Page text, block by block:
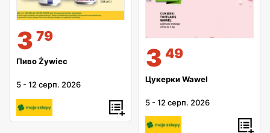
3 79
Пиво Żywiec
5 -12 серп. 2026
3 49
Цукерки Wawel
5 -12 серп. 2026